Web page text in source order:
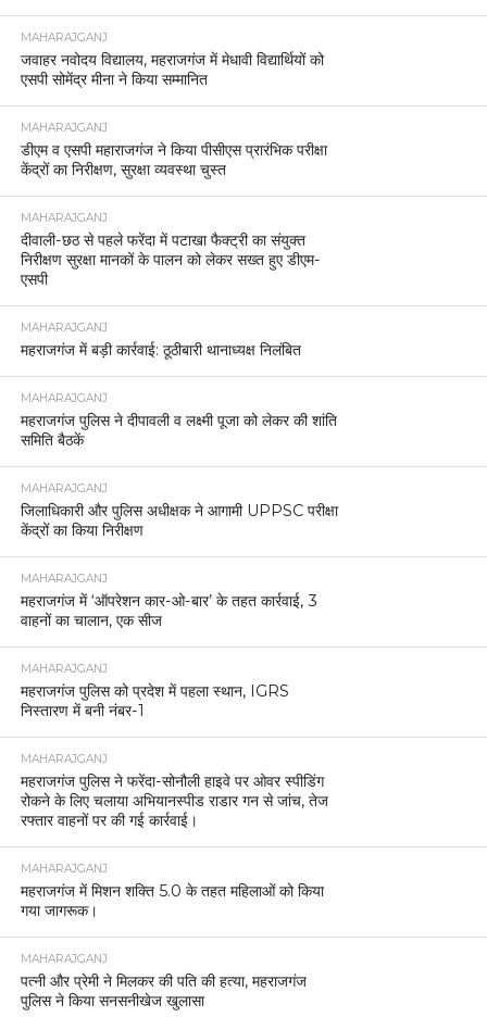
MAHARAJGANJ
जवाहर नवोदय विद्यालय, महराजगंज में मेधावी विद्यार्थियों को
एसपी सोमेंद्र मीना ने किया सम्मानित
MAHARAJGANJ
डीएम व एसपी महाराजगंज ने किया पीसीएस प्रारंभिक परीक्षा
केंद्रों का निरीक्षण, सुरक्षा व्यवस्था चुस्त
MAHARAJGANJ
दीवाली-छठ से पहले फरेंदा में पटाखा फैक्ट्री का संयुक्त
निरीक्षण सुरक्षा मानकों के पालन को लेकर सख्त हुए डीएम-
एसपी
MAHARAJGANJ
महराजगंज में बड़ी कार्रवाई: ठूठीबारी थानाध्यक्ष निलंबित
MAHARAJGANJ
महराजगंज पुलिस ने दीपावली व लक्ष्मी पूजा को लेकर की शांति
समिति बैठकें
MAHARAJGANJ
जिलाधिकारी और पुलिस अधीक्षक ने आगामी UPPSC परीक्षा
केंद्रों का किया निरीक्षण
MAHARAJGANJ
महराजगंज में ‘ऑपरेशन कार-ओ-बार’ के तहत कार्रवाई, 3
वाहनों का चालान, एक सीज
MAHARAJGANJ
महराजगंज पुलिस को प्रदेश में पहला स्थान, IGRS
निस्तारण में बनी नंबर-1
MAHARAJGANJ
महराजगंज पुलिस ने फरेंदा-सोनौली हाइवे पर ओवर स्पीडिंग
रोकने के लिए चलाया अभियानस्पीड राडार गन से जांच, तेज
रफ्तार वाहनों पर की गई कार्रवाई।
MAHARAJGANJ
महराजगंज में मिशन शक्ति 5.0 के तहत महिलाओं को किया
गया जागरूक।
MAHARAJGANJ
पत्नी और प्रेमी ने मिलकर की पति की हत्या, महराजगंज
पुलिस ने किया सनसनीखेज खुलासा